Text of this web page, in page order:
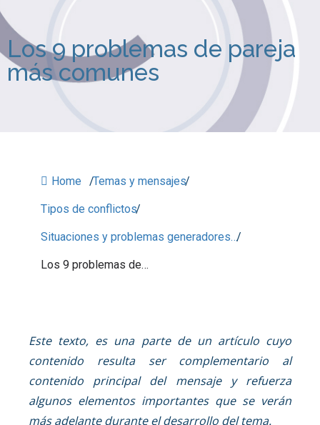
Los 9 problemas de pareja
más comunes
Home /Temas y mensajes/
Tipos de conflictos/
Situaciones y problemas generadores…/
Los 9 problemas de…
Este texto, es una parte de un artículo cuyo
contenido resulta ser complementario al
contenido principal del mensaje y refuerza
algunos elementos importantes que se verán
más adelante durante el desarrollo del tema.